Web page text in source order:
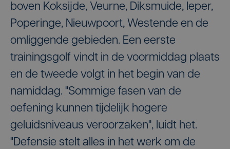
boven Koksijde, Veurne, Diksmuide, Ieper,
Poperinge, Nieuwpoort, Westende en de
omliggende gebieden. Een eerste
trainingsgolf vindt in de voormiddag plaats
en de tweede volgt in het begin van de
namiddag. "Sommige fasen van de
oefening kunnen tijdelijk hogere
geluidsniveaus veroorzaken", luidt het.
"Defensie stelt alles in het werk om de